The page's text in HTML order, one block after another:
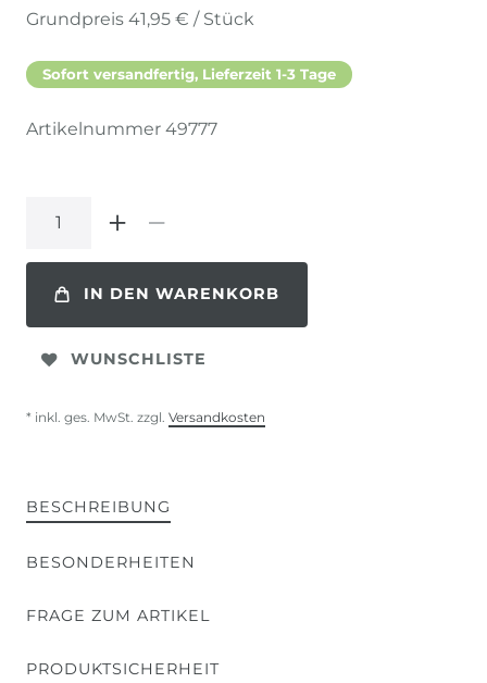
Grundpreis 41,95 € / Stück
Sofort versandfertig, Lieferzeit 1-3 Tage
Artikelnummer 49777
IN DEN WARENKORB
WUNSCHLISTE
* inkl. ges. MwSt. zzgl. Versandkosten
BESCHREIBUNG
BESONDERHEITEN
FRAGE ZUM ARTIKEL
PRODUKTSICHERHEIT